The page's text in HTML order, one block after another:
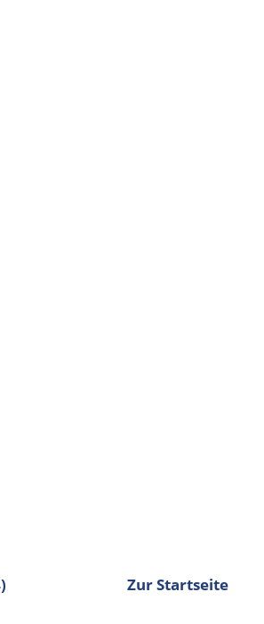
Zur Startseite